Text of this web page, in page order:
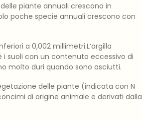
piante annuali crescono in
poche specie annuali crescono con
a 0,002 millimetri.L’argilla
suoli con un contenuto eccessivo di
molto duri quando sono asciutti.
delle piante (indicata con N
di origine animale e derivati dalla